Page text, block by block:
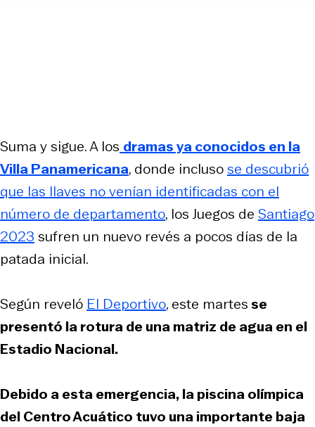
Suma y sigue. A los dramas ya conocidos en la
Villa Panamericana, donde inclusose descubrió
que las llaves no venían identificadas con el
número de departamento, los Juegos de Santiago
2023 sufren un nuevo revés a pocos días de la
patada inicial.
Según reveló El Deportivo, este martesse
presentó la rotura de una matriz de agua en el
Estadio Nacional.
Debido a esta emergencia, la piscina olímpica
del Centro Acuático tuvo una importante baja